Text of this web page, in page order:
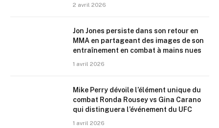
2 avril 2026
Jon Jones persiste dans son retour en
MMA en partageant des images de son
entraînement en combat à mains nues
1 avril 2026
Mike Perry dévoile l’élément unique du
combat Ronda Rousey vs Gina Carano
qui distinguera l’événement du UFC
1 avril 2026